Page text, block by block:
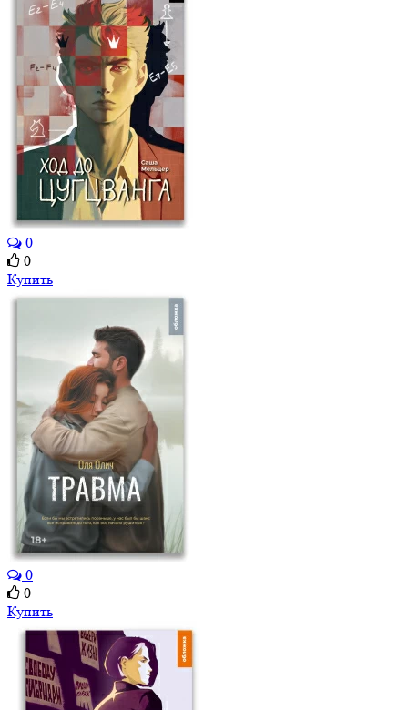
0
0
Купить
0
0
Купить